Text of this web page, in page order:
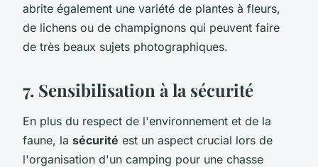
abrite également une variété de plantes à fleurs,
de lichens ou de champignons qui peuvent faire
de très beaux sujets photographiques.
7. Sensibilisation à la sécurité
En plus du respect de l'environnement et de la
faune, la sécurité est un aspect crucial lors de
l'organisation d'un camping pour une chasse